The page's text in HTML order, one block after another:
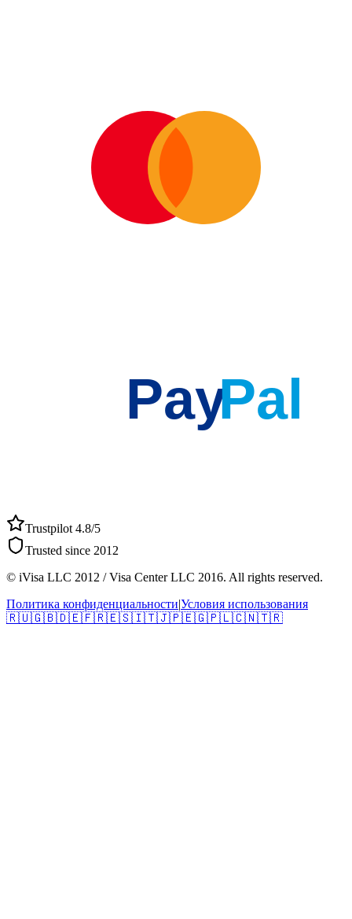
PayPal
Trustpilot 4.8/5
Trusted since 2012
© iVisa LLC 2012 / Visa Center LLC 2016. All rights reserved.
Политика конфиденциальности|Условия использования
🇷🇺🇬🇧🇩🇪🇫🇷🇪🇸🇮🇹🇯🇵🇪🇬🇵🇱🇨🇳🇹🇷